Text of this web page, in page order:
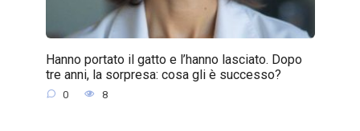
Hanno portato il gatto e l’hanno lasciato. Dopo
tre anni, la sorpresa: cosa gli è successo?
0 8